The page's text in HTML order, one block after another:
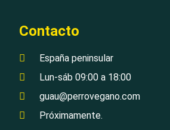
Contacto
España peninsular
Lun-sáb 09:00 a 18:00
guau@perrovegano.com
Próximamente.